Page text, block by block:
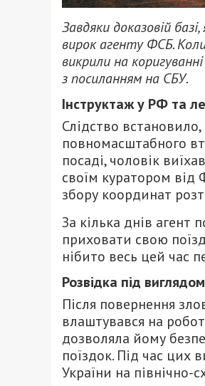
Завдяки доказовій
вирок агенту ФСБ.
викрили на
з посиланням на СБУ.
Інструктаж у РФ та
Слідство
повномасштабного
посаді, чоловік
своїм куратором
збору координат
За кілька днів агент
приховати свою
нібито весь цей час
Розвідка під
Після повернення
влаштувався на
дозволяла йому
поїздок. Під час цих
України на північно-